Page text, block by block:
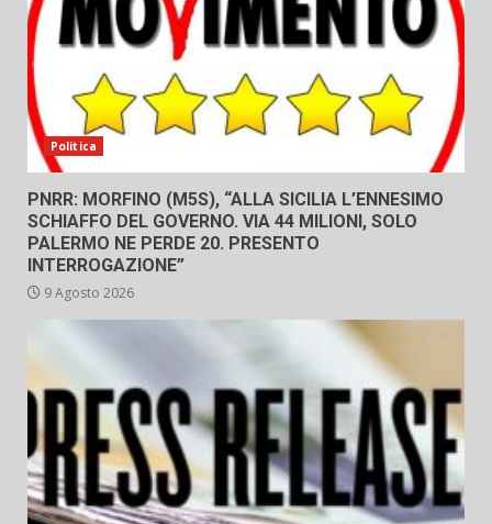
Politica
PNRR: MORFINO (M5S), “ALLA SICILIA L’ENNESIMO
SCHIAFFO DEL GOVERNO. VIA 44 MILIONI, SOLO
PALERMO NE PERDE 20. PRESENTO
INTERROGAZIONE”
9 Agosto 2026